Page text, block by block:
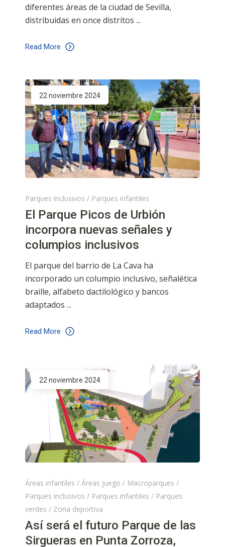
diferentes áreas de la ciudad de Sevilla,
distribuidas en once distritos
Read More
22 noviembre 2024
Parques inclusivos / Parques infantiles
El Parque Picos de Urbión
incorpora nuevas señales y
columpios inclusivos
El parque del barrio de La Cava ha
incorporado un columpio inclusivo, señalética
braille, alfabeto dactilológico y bancos
adaptados
Read More
22 noviembre 2024
Áreas infantiles / Áreas juego / Macroparques /
Parques inclusivos / Parques infantiles / Parques
verdes / Zona deportiva
Así será el futuro Parque de las
Sirgueras en Punta Zorroza,